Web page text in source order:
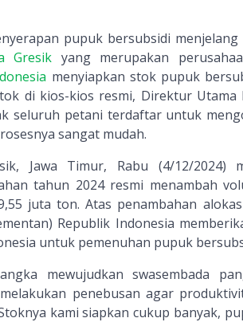
pupuk bersubsidi
Gresik yang merupakan
menyiapkan stok pupuk
di kios-kios resmi, Direktur Utama
seluruh petani terdaftar untuk
sangat mudah.
Jawa Timur, Rabu (4/12/2024)
tahun 2024 resmi menambah
juta ton. Atas penambahan
Republik Indonesia
untuk pemenuhan pupuk
mewujudkan swasembada
penebusan agar
kami siapkan cukup banyak,